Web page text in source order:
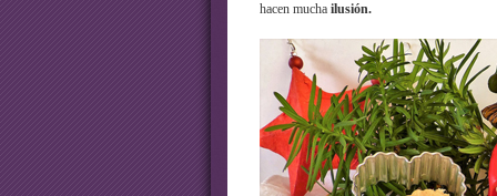
hacen mucha ilusión.